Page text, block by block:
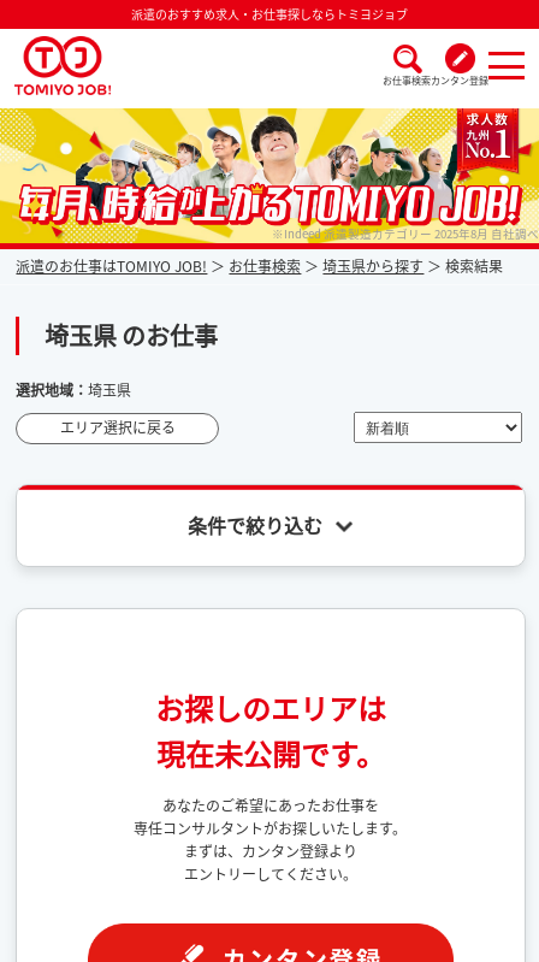
派遣のおすすめ求人・お仕事探しならトミヨジョブ
お仕事検索カンタン登録
派遣なら毎月時給が上がるトミヨジョブ ※Indeed 派遣製造カテゴリー 2025年8月 自社調べ
派遣のお仕事はTOMIYO JOB! お仕事検索 埼玉県から探す 検索結果
埼玉県 のお仕事
選択地域：埼玉県
エリア選択に戻る
条件で絞り込む
お探しのエリアは
現在未公開です。
あなたのご希望にあったお仕事を
専任コンサルタントがお探しいたします。
まずは、カンタン登録より
エントリーしてください。